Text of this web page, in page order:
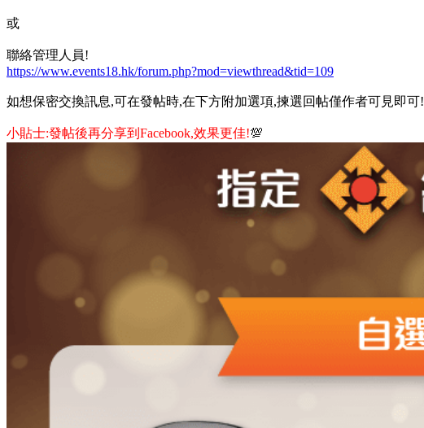
或
聯絡管理人員!
https://www.events18.hk/forum.php?mod=viewthread&tid=109
如想保密交換訊息,可在發帖時,在下方附加選項,揀選回帖僅作者可見即可!
小貼士:發帖後再分享到Facebook,效果更佳!💯